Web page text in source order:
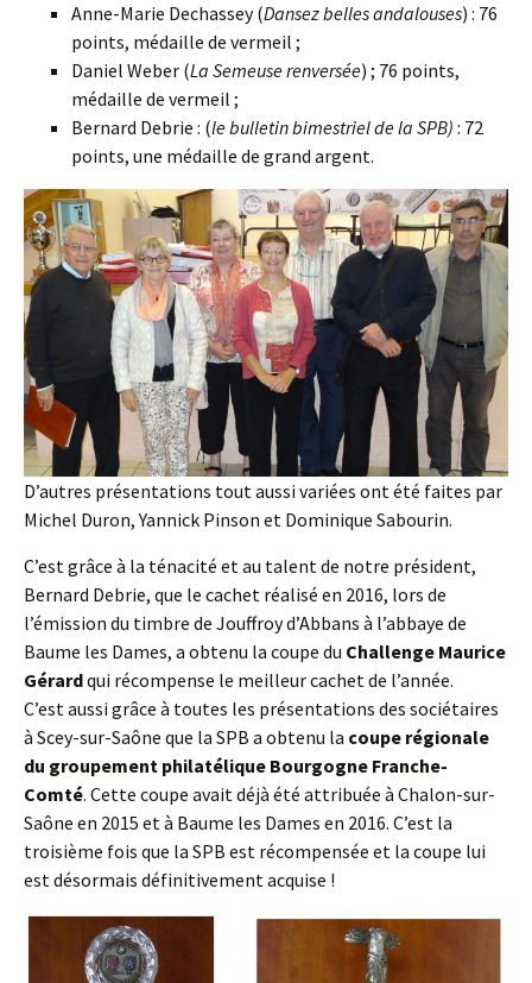
Anne-Marie Dechassey (Dansez belles andalouses) : 76
points, médaille de vermeil ;
Daniel Weber (La Semeuse renversée) ; 76 points,
médaille de vermeil ;
Bernard Debrie : (lebulletin bimestriel de la SPB) : 72
points, une médaille de grand argent.
D’autres présentations tout aussi variées ont été faites par
Michel Duron, Yannick Pinson et Dominique Sabourin.
C’est grâce à la ténacité et au talent de notre président,
Bernard Debrie, que le cachet réalisé en 2016, lors de
l’émission du timbre de Jouffroy d’Abbans à l’abbaye de
Baume les Dames, a obtenu la coupe du Challenge Maurice
Gérardqui récompense le meilleur cachet de l’année.
C’est aussi grâce à toutes les présentations des sociétaires
à Scey-sur-Saône que la SPB a obtenu la coupe régionale
du groupement philatélique Bourgogne Franche-
Comté. Cette coupe avait déjà été attribuée à Chalon-sur-
Saône en 2015 et à Baume les Dames en 2016. C’est la
troisième fois que la SPB est récompensée et la coupe lui
est désormais définitivement acquise !